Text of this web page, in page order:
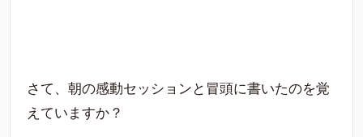
さて、朝の感動セッションと冒頭に書いたのを覚
えていますか？